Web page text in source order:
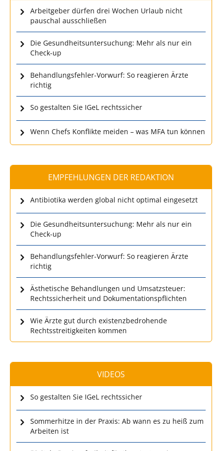
Arbeitgeber dürfen drei Wochen Urlaub nicht
pauschal ausschließen
Die Gesundheitsuntersuchung: Mehr als nur ein
Check-up
Behandlungsfehler-Vorwurf: So reagieren Ärzte
richtig
So gestalten Sie IGeL rechtssicher
Wenn Chefs Konflikte meiden – was MFA tun können
EMPFEHLUNGEN DER REDAKTION
Antibiotika werden global nicht optimal eingesetzt
Die Gesundheitsuntersuchung: Mehr als nur ein
Check-up
Behandlungsfehler-Vorwurf: So reagieren Ärzte
richtig
Ästhetische Behandlungen und Umsatzsteuer:
Rechtssicherheit und Dokumentationspflichten
Wie Ärzte gut durch existenzbedrohende
Rechtsstreitigkeiten kommen
VIDEOS
So gestalten Sie IGeL rechtssicher
Sommerhitze in der Praxis: Ab wann es zu heiß zum
Arbeiten ist